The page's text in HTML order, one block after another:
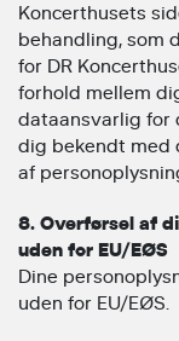
Koncerthusets
behandling, som
for DR
forhold mellem
dataansvarlig for
dig bekendt med
af
8. Overførsel af
uden for EU/EØS
Dine
uden for EU/EØS.